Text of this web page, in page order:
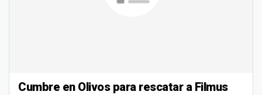
Cumbre en Olivos para rescatar a Filmus